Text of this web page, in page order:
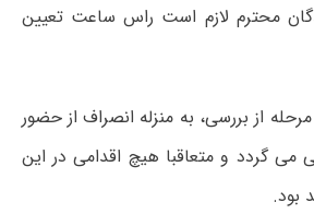
محترم لازم است راس ساعت تعیین
از بررسی، به منزله انصراف از حضور
می گردد و متعاقبا هیچ اقدامی در این
بود.